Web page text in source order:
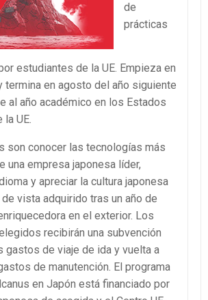
de
prácticas
estudiantes de la UE. Empieza en
termina en agosto del año siguiente
al año académico en los Estados
UE.
son conocer las tecnologías más
una empresa japonesa líder,
y apreciar la cultura japonesa
vista adquirido tras un año de
en el exterior. Los
recibirán una subvención
gastos de viaje de ida y vuelta a
de manutención. El programa
en Japón está financiado por